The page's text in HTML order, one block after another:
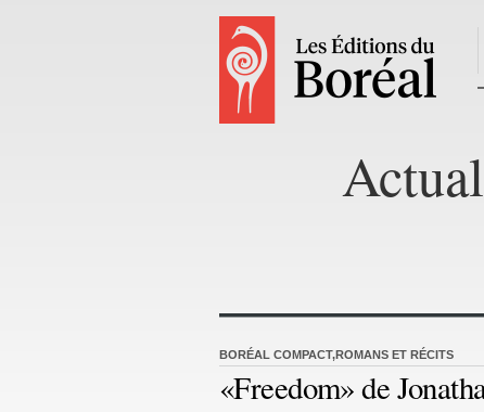
BORÉAL COMPACT,ROMANS ET RÉCITS
«Freedom» de